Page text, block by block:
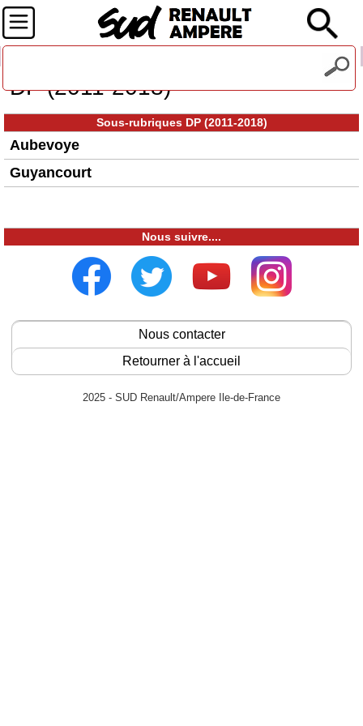
DP (2011-2018)
Sous-rubriques DP (2011-2018)
Aubevoye
Guyancourt
Nous suivre....
Nous contacter
Retourner à l'accueil
2025 - SUD Renault/Ampere Ile-de-France